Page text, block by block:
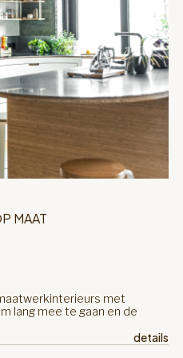
MAAT
met
lang mee te gaan en de
details